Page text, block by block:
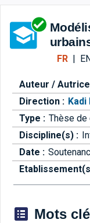
FR| EN
Auteur /
Direction :
Type : Thèse de
Discipline(s) :
Date :
Mots